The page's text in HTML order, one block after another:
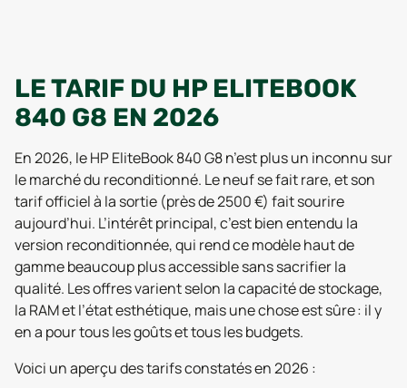
LE TARIF DU HP ELITEBOOK
840 G8 EN 2026
En 2026, le HP EliteBook 840 G8 n’est plus un inconnu sur
le marché du reconditionné. Le neuf se fait rare, et son
tarif officiel à la sortie (près de 2500 €) fait sourire
aujourd’hui. L’intérêt principal, c’est bien entendu la
version reconditionnée, qui rend ce modèle haut de
gamme beaucoup plus accessible sans sacrifier la
qualité. Les offres varient selon la capacité de stockage,
la RAM et l’état esthétique, mais une chose est sûre : il y
en a pour tous les goûts et tous les budgets.
Voici un aperçu des tarifs constatés en 2026 :